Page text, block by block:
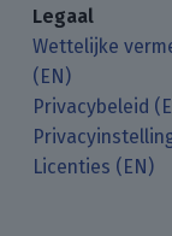
Legaal
Wettelijke
(EN)
Privacybeleid
Licenties (EN)